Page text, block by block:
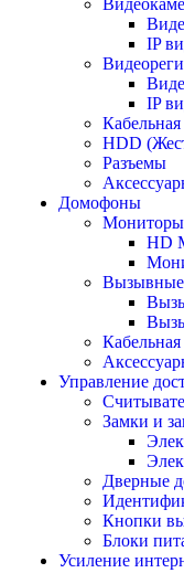
IP
IP
HDD
Разъемы
Домофоны
Мониторы
HD
Вызывные
Управление
Замки и
Дверные
Кнопки
Блоки
Усиление